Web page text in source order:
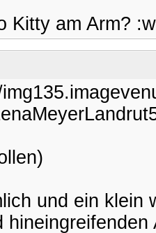
Kitty am Arm?
und ein klein
hineingreifenden